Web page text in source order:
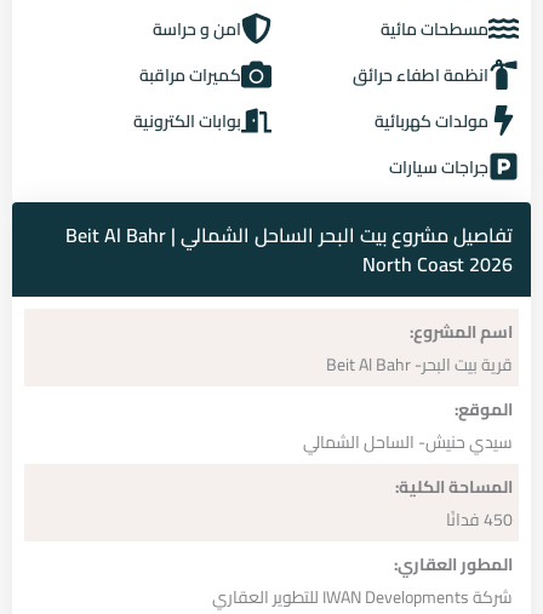
مسطحات مائية
امن و حراسة
انظمة اطفاء حرائق
كميرات مراقبة
مولدات كهربائية
بوابات الكترونية
جراجات سيارات
تفاصيل مشروع بيت البحر الساحل الشمالي | Beit Al Bahr
North Coast 2026
اسم المشروع:
قرية بيت البحر- Beit Al Bahr
الموقع:
سيدي حنيش- الساحل الشمالي
المساحة الكلية:
450 فدانًا
المطور العقاري:
شركة IWAN Developments للتطوير العقاري